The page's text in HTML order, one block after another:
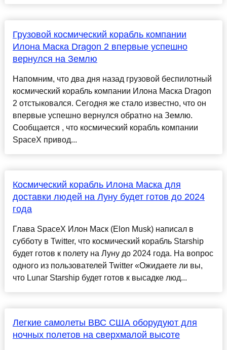
Грузовой космический корабль компании
Илона Маска Dragon 2 впервые успешно
вернулся на Землю
Напомним, что два дня назад грузовой беспилотный
космический корабль компании Илона Маска Dragon
2 отстыковался. Сегодня же стало известно, что он
впервые успешно вернулся обратно на Землю.
Сообщается , что космический корабль компании
SpaceX привод...
Космический корабль Илона Маска для
доставки людей на Луну будет готов до 2024
года
Глава SpaceX Илон Маск (Elon Musk) написал в
субботу в Twitter, что космический корабль Starship
будет готов к полету на Луну до 2024 года. На вопрос
одного из пользователей Twitter «Ожидаете ли вы,
что Lunar Starship будет готов к высадке люд...
Легкие самолеты ВВС США оборудуют для
ночных полетов на сверхмалой высоте